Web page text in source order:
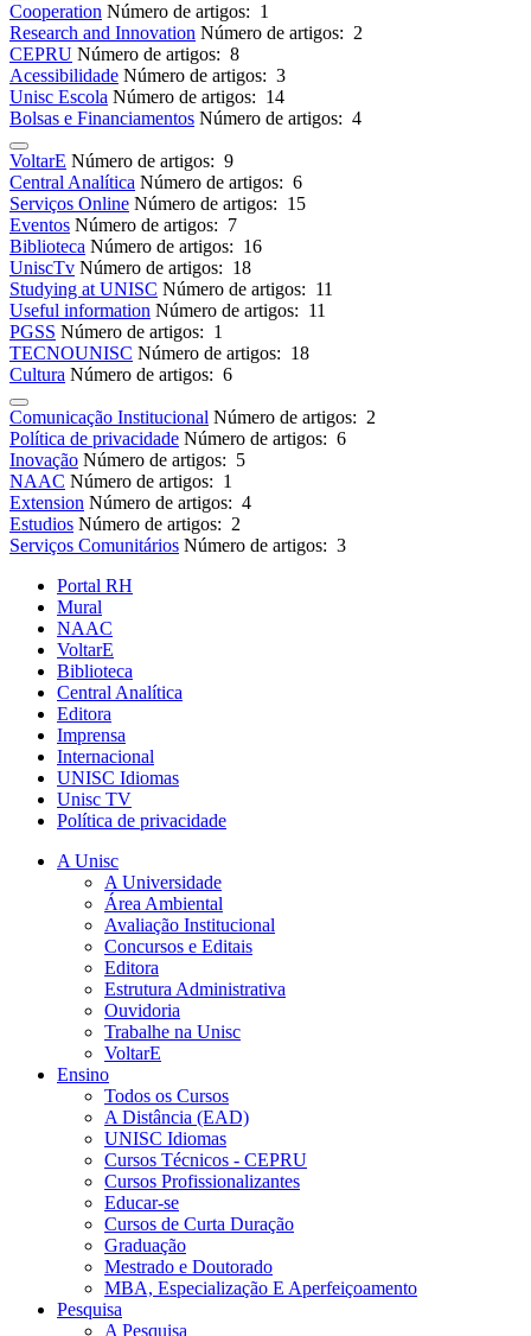
Cooperation Número de artigos: 1
Research and Innovation Número de artigos: 2
CEPRU Número de artigos: 8
Acessibilidade Número de artigos: 3
Unisc Escola Número de artigos: 14
Bolsas e Financiamentos Número de artigos: 4
VoltarE Número de artigos: 9
Central Analítica Número de artigos: 6
Serviços Online Número de artigos: 15
Eventos Número de artigos: 7
Biblioteca Número de artigos: 16
UniscTv Número de artigos: 18
Studying at UNISC Número de artigos: 11
Useful information Número de artigos: 11
PGSS Número de artigos: 1
TECNOUNISC Número de artigos: 18
Cultura Número de artigos: 6
Comunicação Institucional Número de artigos: 2
Política de privacidade Número de artigos: 6
Inovação Número de artigos: 5
NAAC Número de artigos: 1
Extension Número de artigos: 4
Estudios Número de artigos: 2
Serviços Comunitários Número de artigos: 3
Portal RH
Mural
NAAC
VoltarE
Biblioteca
Central Analítica
Editora
Imprensa
Internacional
UNISC Idiomas
Unisc TV
Política de privacidade
A Unisc
A Universidade
Área Ambiental
Avaliação Institucional
Concursos e Editais
Editora
Estrutura Administrativa
Ouvidoria
Trabalhe na Unisc
VoltarE
Ensino
Todos os Cursos
A Distância (EAD)
UNISC Idiomas
Cursos Técnicos - CEPRU
Cursos Profissionalizantes
Educar-se
Cursos de Curta Duração
Graduação
Mestrado e Doutorado
MBA, Especialização E Aperfeiçoamento
Pesquisa
A Pesquisa